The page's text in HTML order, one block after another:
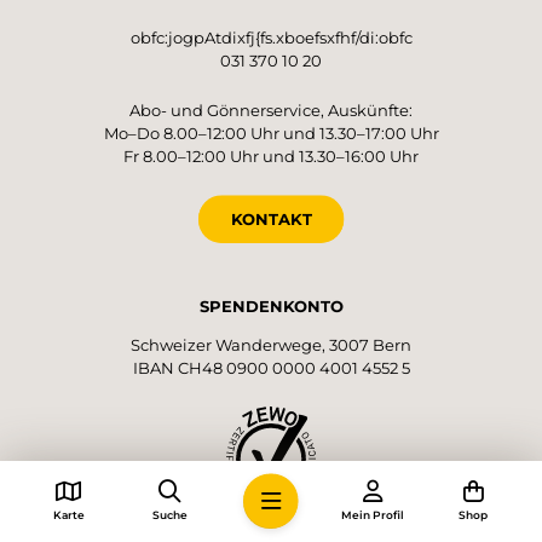
obfc:jogpAtdixfj{fs.xboefsxfhf/di:obfc
031 370 10 20
Abo- und Gönnerservice, Auskünfte:
Mo–Do 8.00–12:00 Uhr und 13.30–17:00 Uhr
Fr 8.00–12:00 Uhr und 13.30–16:00 Uhr
KONTAKT
SPENDENKONTO
Schweizer Wanderwege, 3007 Bern
IBAN CH48 0900 0000 4001 4552 5
Karte Suche Mein Profil Shop